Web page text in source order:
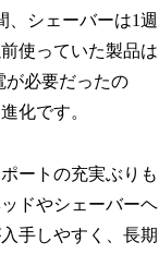
、シェーバーは1週
使っていた製品は
が必要だったの
化です。
ートの充実ぶりも
ドやシェーバーヘ
手しやすく、長期